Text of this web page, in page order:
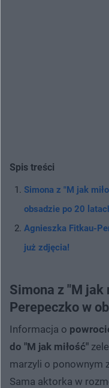
Spis treści
Simona z "M jak
obsadzie po 20
Agnieszka Fitkau-
już zdjęcia!
Simona z "M jak
Perepeczko w
Informacja o
do "M jak miłość"
marzyli o ponownym
Sama aktorka w